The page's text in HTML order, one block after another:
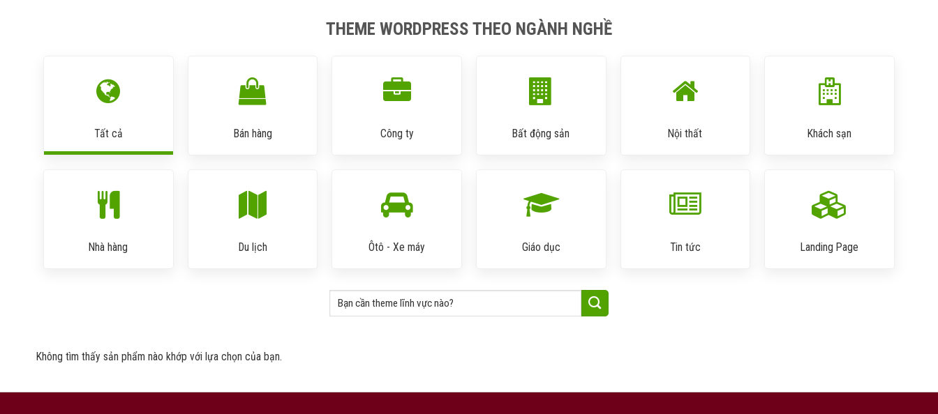
THEME WORDPRESS THEO NGÀNH NGHỀ
Tất cả Bán hàng Công ty Bất động sản Nội thất Khách sạn
Nhà hàng Du lịch Ôtô - Xe máy Giáo dục Tin tức Landing Page
Không tìm thấy sản phẩm nào khớp với lựa chọn của bạn.